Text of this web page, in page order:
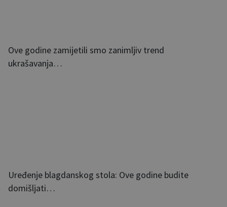
Ove godine zamijetili smo zanimljiv trend
ukrašavanja…
Uređenje blagdanskog stola: Ove godine budite
domišljati…